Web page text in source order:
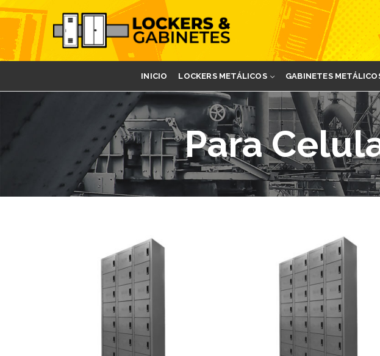
INICIO LOCKERS METÁLICOS GABINETES
Para